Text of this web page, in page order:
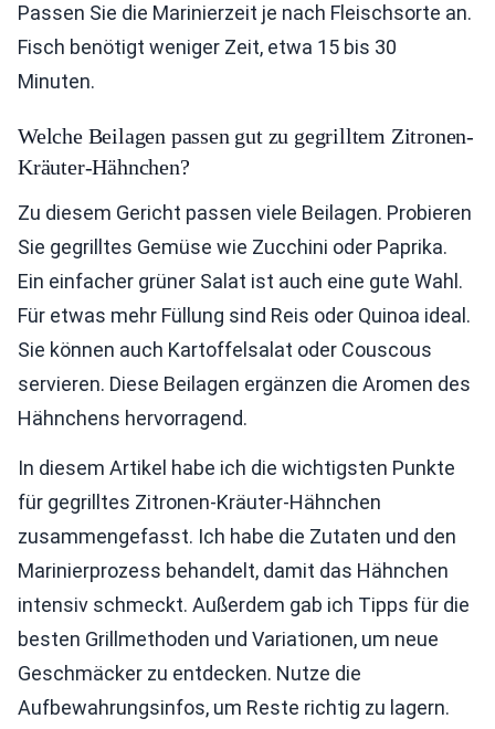
Passen Sie die Marinierzeit je nach Fleischsorte an.
Fisch benötigt weniger Zeit, etwa 15 bis 30
Minuten.
Welche Beilagen passen gut zu gegrilltem Zitronen-
Kräuter-Hähnchen?
Zu diesem Gericht passen viele Beilagen. Probieren
Sie gegrilltes Gemüse wie Zucchini oder Paprika.
Ein einfacher grüner Salat ist auch eine gute Wahl.
Für etwas mehr Füllung sind Reis oder Quinoa ideal.
Sie können auch Kartoffelsalat oder Couscous
servieren. Diese Beilagen ergänzen die Aromen des
Hähnchens hervorragend.
In diesem Artikel habe ich die wichtigsten Punkte
für gegrilltes Zitronen-Kräuter-Hähnchen
zusammengefasst. Ich habe die Zutaten und den
Marinierprozess behandelt, damit das Hähnchen
intensiv schmeckt. Außerdem gab ich Tipps für die
besten Grillmethoden und Variationen, um neue
Geschmäcker zu entdecken. Nutze die
Aufbewahrungsinfos, um Reste richtig zu lagern.